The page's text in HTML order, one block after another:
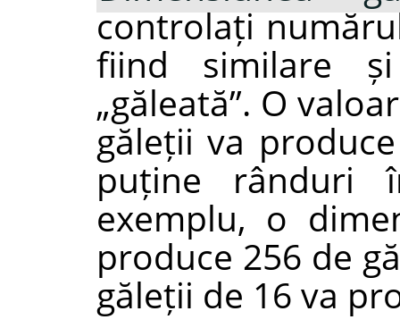
controlați
fiind similare
„găleată”. O
găleții va
puține rânduri
exemplu, o
produce 256 de
găleții de 16 va